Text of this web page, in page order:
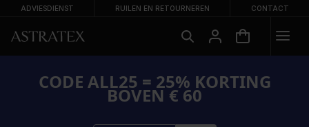
ADVIESDIENST RUILEN EN RETOURNEREN CONTACT
CODE ALL25 = 25% KORTING
BOVEN € 60